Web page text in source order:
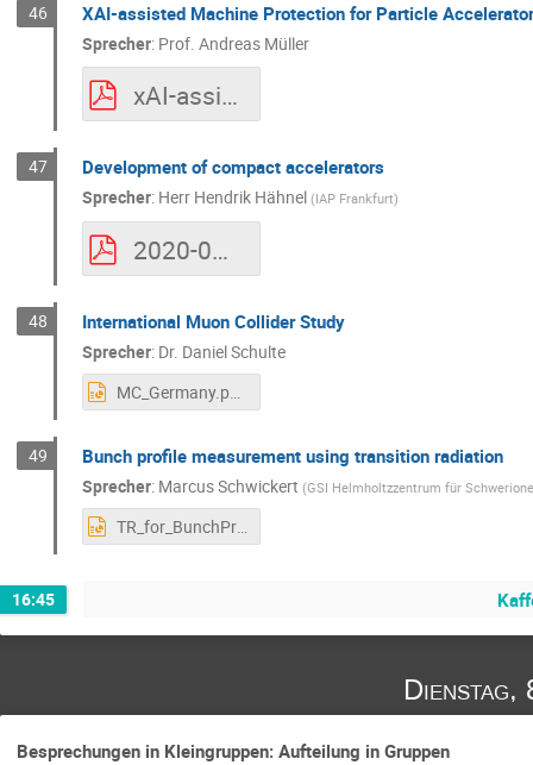
46 XAI-assisted Machine Protection for Particle
Sprecher: Prof. Andreas Müller
xAI-assisted Machine Protection for Particle Accelerators
47 Development of compact accelerators
Sprecher: Herr Hendrik Hähnel (IAP Frankfurt)
2020-09-07-Haehnel-KfB.pdf
48 International Muon Collider Study
Sprecher: Dr. Daniel Schulte
MC_Germany.pptx
49 Bunch profile measurement using transition radiation
Sprecher: Marcus Schwickert (GSI Helmholtzzentrum für
TR_for_BunchProfile_Verbundforschung.pptx
16:45
Dienstag,
Besprechungen in Kleingruppen: Aufteilung in Gruppen